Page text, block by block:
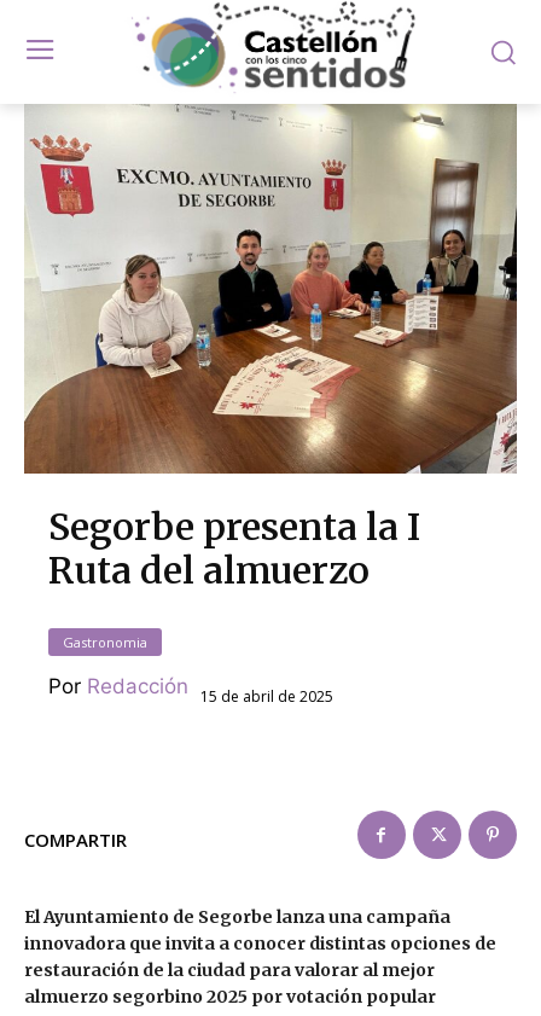
Segorbe presenta la I
Ruta del almuerzo
Gastronomia
Por Redacción 15 de abril de 2025
COMPARTIR
El Ayuntamiento de Segorbe lanza una campaña
innovadora que invita a conocer distintas opciones de
restauración de la ciudad para valorar al mejor
almuerzo segorbino 2025 por votación popular